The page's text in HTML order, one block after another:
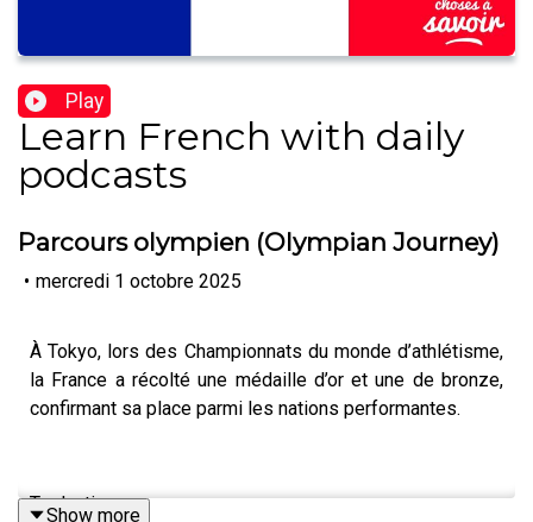
Play
Learn French with daily
podcasts
Parcours olympien (Olympian Journey)
• mercredi 1 octobre 2025
À Tokyo, lors des Championnats du monde d’athlétisme,
la France a récolté une médaille d’or et une de bronze,
confirmant sa place parmi les nations performantes.
Traduction:
Show more